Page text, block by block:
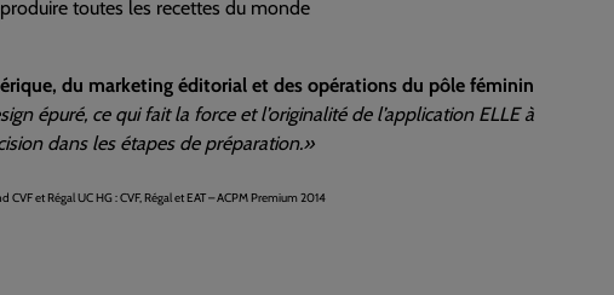
toutes les recettes du monde
du marketing éditorial et des opérations du pôle féminin
épuré, ce qui fait la force et l’originalité de l’application ELLE à
dans les étapes de préparation.»
et Régal UC HG : CVF, Régal et EAT – ACPM Premium 2014